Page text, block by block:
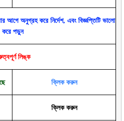
আগে অনুগ্রহ করে নির্দেশ, এবং বিজ্ঞপ্তিটি ভালো
করে পড়ুন
লিঙ্ক
ক্লিক করুন
ক্লিক করুন